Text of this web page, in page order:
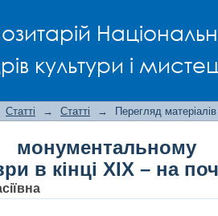
культури і
Статті → Статті → Перегляд матеріалів
в кінці ХІХ – на